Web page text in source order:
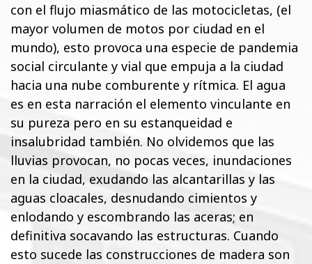
con el flujo miasmático de las motocicletas, (el
mayor volumen de motos por ciudad en el
mundo), esto provoca una especie de pandemia
social circulante y vial que empuja a la ciudad
hacia una nube comburente y rítmica. El agua
es en esta narración el elemento vinculante en
su pureza pero en su estanqueidad e
insalubridad también. No olvidemos que las
lluvias provocan, no pocas veces, inundaciones
en la ciudad, exudando las alcantarillas y las
aguas cloacales, desnudando cimientos y
enlodando y escombrando las aceras; en
definitiva socavando las estructuras. Cuando
esto sucede las construcciones de madera son